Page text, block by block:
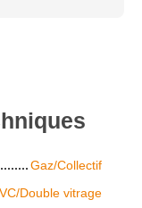
Gaz/Collectif
Double vitrage